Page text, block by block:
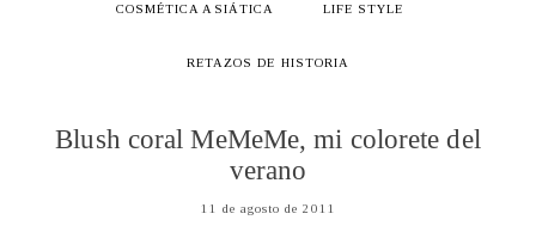
COSMÉTICA ASIÁTICA LIFE STYLE
RETAZOS DE HISTORIA
Blush coral MeMeMe, mi colorete del
verano
11 de agosto de 2011